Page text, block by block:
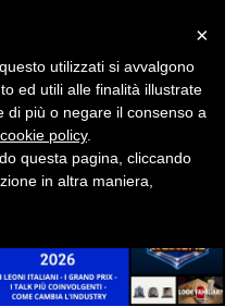
×
utilizzati si avvalgono
ed utili alle finalità illustrate
di più o negare il consenso a
cookie policy.
questa pagina, cliccando
in altra maniera,